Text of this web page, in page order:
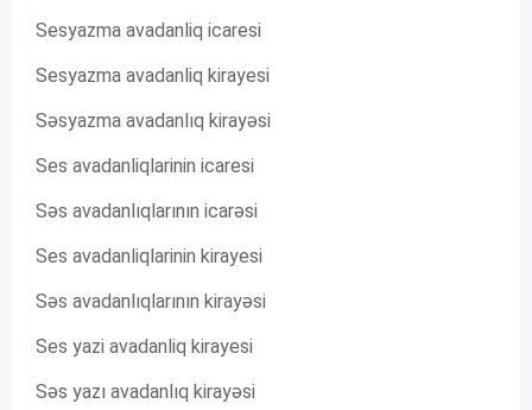
Sesyazma avadanliq icaresi
Sesyazma avadanliq kirayesi
Səsyazma avadanlıq kirayəsi
Ses avadanliqlarinin icaresi
Səs avadanlıqlarının icarəsi
Ses avadanliqlarinin kirayesi
Səs avadanlıqlarının kirayəsi
Ses yazi avadanliq kirayesi
Səs yazı avadanlıq kirayəsi